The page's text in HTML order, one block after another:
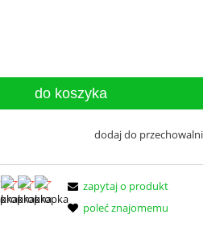
do koszyka
dodaj do przechowalni
zapytaj o produkt
poleć znajomemu